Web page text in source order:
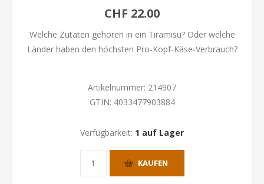
CHF 22.00
Welche Zutaten gehören in ein Tiramisu? Oder welche
Länder haben den höchsten Pro-Kopf-Käse-Verbrauch?
Artikelnummer: 214907
GTIN: 4033477903884
Verfügbarkeit: 1 auf Lager
KAUFEN